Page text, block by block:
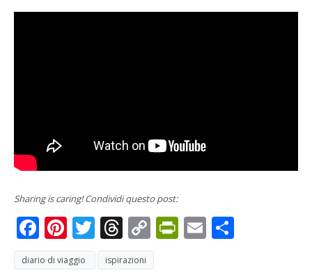
Sharing is caring! Condividi questo post:
Facebook
Pinterest
Twitter
Threads
Copy
Link
PrintFriendly
Email
diario di viaggio ispirazioni